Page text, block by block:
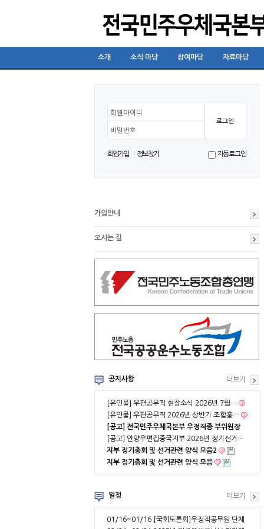
소개 소식 마당 참여마당 자료마당
회원아이디
비밀번호
회원가입 정보찾기 자동로그인
가입안내
오시는 길
공지사항
[유인물] 우편공무직 현장소식 2026년 7월…
[유인물] 우편공무직 2026년 상반기 조합홍…
[공고] 전국민주우체국본부 우정직종 부위원장
…[공고] 안양우편집중국지부 2026년 정기선거…
지부 정기총회 및 선거관련 양식 모음2
지부 정기총회 및 선거관련 양식 모음
더보기
일정
01/16~01/16[국회토론회]우정직공무원 단체
더보기